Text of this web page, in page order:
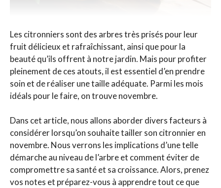
Les citronniers sont des arbres très prisés pour leur
fruit délicieux et rafraîchissant, ainsi que pour la
beauté qu’ils offrent à notre jardin. Mais pour profiter
pleinement de ces atouts, il est essentiel d’en prendre
soin et de réaliser une taille adéquate. Parmi les mois
idéals pour le faire, on trouve novembre.
Dans cet article, nous allons aborder divers facteurs à
considérer lorsqu’on souhaite tailler son citronnier en
novembre. Nous verrons les implications d’une telle
démarche au niveau de l’arbre et comment éviter de
compromettre sa santé et sa croissance. Alors, prenez
vos notes et préparez-vous à apprendre tout ce que